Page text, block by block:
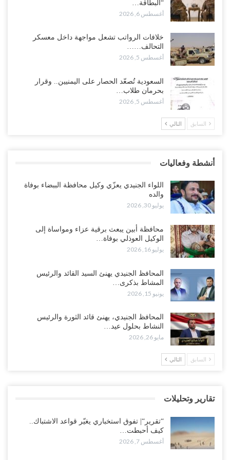
أغسطس 5, 2026
حضرموت على حافة الانفجار.. اشتباكات قبلية مع فصائل سعودية
وتعزيزات عسكرية لحماية ترتيبات تصدير النفط..!
أغسطس 5, 2026
وسط معركة سعودية لإسقاط آخر معاقل الزبيدي.. القبائل تستنفر و”درع
الوطن” تبدأ الانتشار..!
أغسطس 5, 2026
خلافات الرواتب تشعل مواجهة داخل معسكر التحالف… والإصلاح يصعّد
تعميد الشهادات يشعل غضباً واسعاً..!
أغسطس 5, 2026
ملفات المال والنفط..!
أغسطس 5, 2026
النفط تلتف حول أفريقيا وسفن تعلن: “لا توجد شحنة…
أغسطس 4, 2026
مليون برميل يشعل غضب حضرموت..!
أغسطس 4, 2026
مدير مكتب العليمي يقدم استقالته.. والخلافات تعصف بالرئاسي وصراع
“تعز“| وسط إعادة رسم النفوذ السعودي.. الإصلاح يجدد اتهامه لطارق
بالتهريب وعينه على المحافظ..!
أغسطس 4, 2026
“شبوة“| مع تحشيدات عسكرية تنذر بجولة جديدة مع السعودية.. الإمارات
“البطاقة…
أغسطس 6, 2026
خلافات الرواتب تشعل مواجهة داخل معسكر
التحالف……
أغسطس 5, 2026
السعودية تُصعّد الحصار على اليمنيين.. وقرار
بحرمان طلاب…
أغسطس 5, 2026
السابق التالي
أنشطة وفعاليات
اللواء الجنيدي يعزّي وكيل محافظة الببضاء بوفاة
والده
يوليو 30, 2026
محافظة أبين يبعث برقية عزاء ومواساة إلى
الوكيل العوذلي بوفاة…
يوليو 16, 2026
المحافظ الجنيدي يهنئ السيد القائد والرئيس
المشاط بذكرى…
يونيو 15, 2026
المحافظ الجنيدي، يهنئ قائد الثورة والرئيس
النشاط بحلول عيد…
مايو 26, 2026
السابق التالي
تقارير وتحليلات
“تقرير“| تفوق استخباري يغيّر قواعد الاشتباك..
كيف أحبطت…
أغسطس 7, 2026